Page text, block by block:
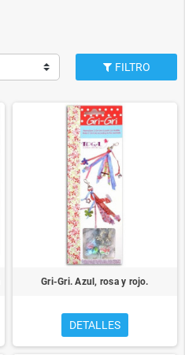
FILTRO
Gri-Gri. Azul, rosa y rojo.
DETALLES